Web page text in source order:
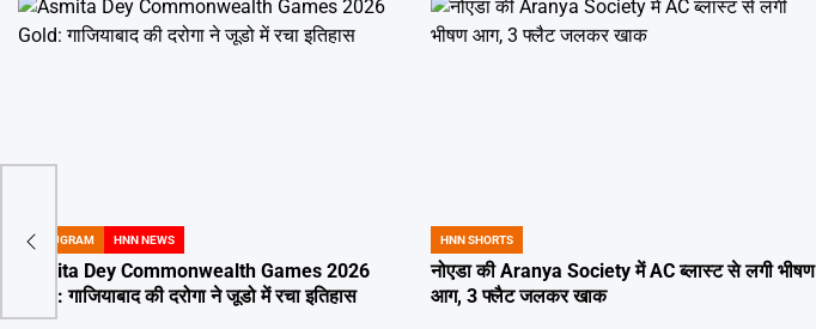
POSTED
GURUGRAM HNN NEWS
Asmita Dey Commonwealth Games 2026
Gold: गाजियाबाद की दरोगा ने जूडो में रचा इतिहास
POSTED
IN
HNN SHORTS
नोएडा की Aranya Society में AC ब्लास्ट से लगी भीषण
आग, 3 फ्लैट जलकर खाक